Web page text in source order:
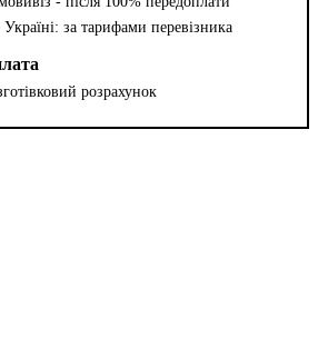
за тарифами перевізника
розрахунок